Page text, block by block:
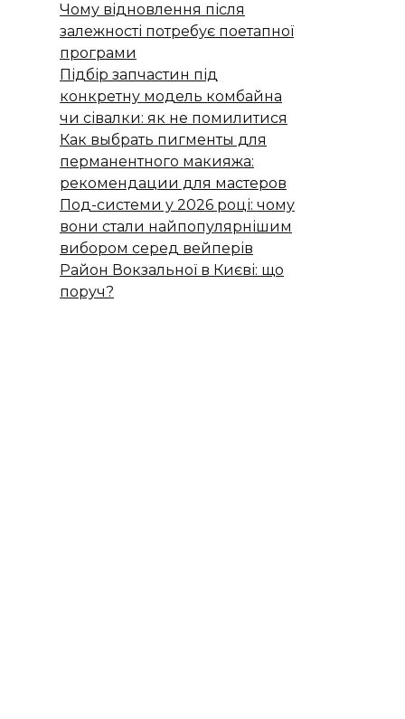
Чому відновлення після
залежності потребує поетапної
програми
Підбір запчастин під
конкретну модель комбайна
чи сівалки: як не помилитися
Как выбрать пигменты для
перманентного макияжа:
рекомендации для мастеров
Под-системи у 2026 році: чому
вони стали найпопулярнішим
вибором серед вейперів
Район Вокзальної в Києві: що
поруч?